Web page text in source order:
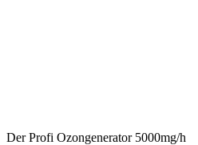
Der Profi Ozongenerator 5000mg/h